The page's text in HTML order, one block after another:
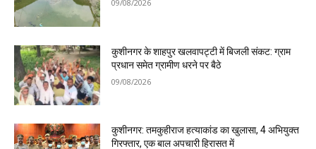
09/08/2026
कुशीनगर के शाहपुर खलवापट्टी में बिजली संकट: ग्राम
प्रधान समेत ग्रामीण धरने पर बैठे
09/08/2026
कुशीनगर: तमकुहीराज हत्याकांड का खुलासा, 4 अभियुक्त
गिरफ्तार, एक बाल अपचारी हिरासत में